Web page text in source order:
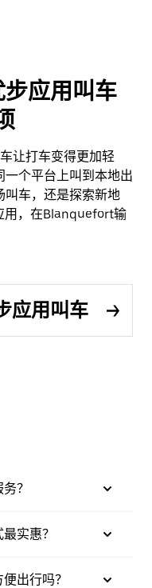
应用叫车
让打车变得更加轻
个平台上叫到本地出
叫车，还是探索新地
用，在Blanquefort输
应用叫车
？
实惠？
出行吗？